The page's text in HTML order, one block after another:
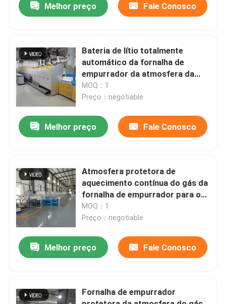
Casa
Sobre nós
Excursão da fábrica
Controle da qualidade
Notícia
Casos
Peça umas citações
Forno Empurrador
Melhor preço Fale Conosco
Bateria de lítio totalmente
automático da fornalha de
empurrador da atmosfera da
fornalha de aglomeração dos
materiais do elétrodo do ânodo
MOQ：1
Preço：negotiable
Melhor preço Fale Conosco
Atmosfera protetora de
aquecimento contínua do gás da
fornalha de empurrador para o
ânodo da grafite
MOQ：1
Preço：negotiable
Melhor preço Fale Conosco
Fornalha de empurrador